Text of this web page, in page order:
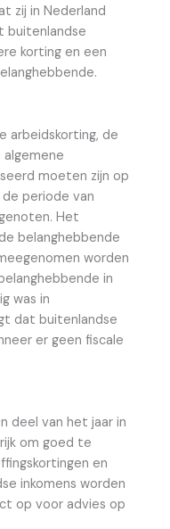
zij in Nederland
buitenlandse
korting en een
arbeidskorting, de
algemene
moeten zijn op
periode van
Het
belanghebbende
worden
in
was in
dat buitenlandse
er geen fiscale
deel van het jaar in
om goed te
en
inkomens worden
op voor advies op